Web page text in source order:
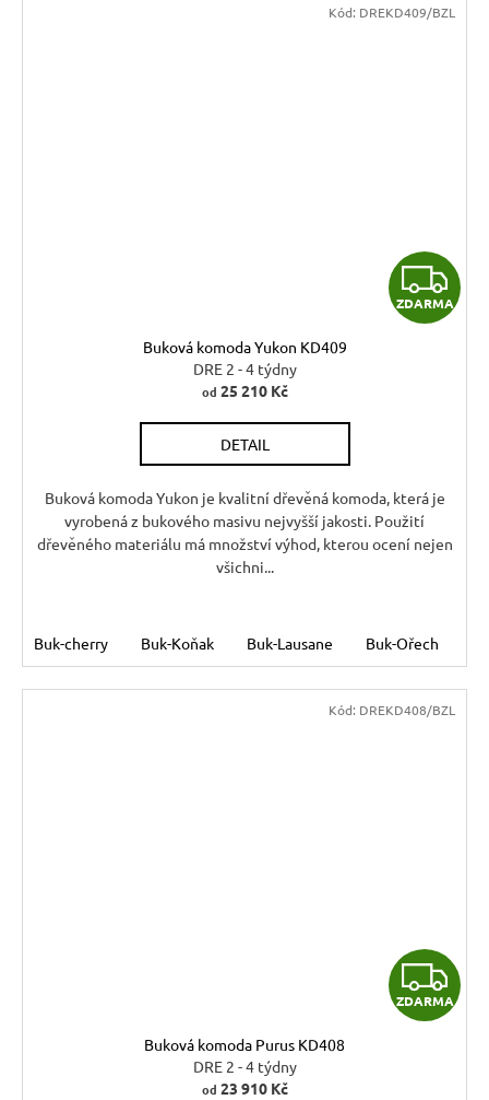
Z
D
ZDARMA
Buková komoda Yukon KD409
DRE 2 - 4 týdny
od 25 210 Kč
DETAIL
Buková komoda Yukon je kvalitní dřevěná komoda, která je
vyrobená z bukového masivu nejvyšší jakosti. Použití
dřevěného materiálu má množství výhod, kterou ocení nejen
všichni...
Buk-cherry Buk-Koňak Buk-Lausane Buk-Ořech
Kód: DREKD409/BZL
Z
D
ZDARMA
Buková komoda Purus KD408
DRE 2 - 4 týdny
od 23 910 Kč
Kód: DREKD408/BZL